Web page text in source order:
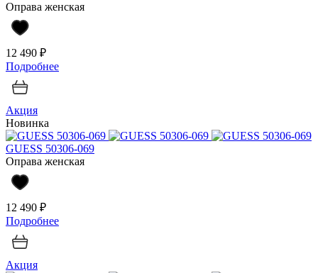
Оправа женская
12 490 ₽
Подробнее
Акция
Новинка
GUESS 50306-069
Оправа женская
12 490 ₽
Подробнее
Акция